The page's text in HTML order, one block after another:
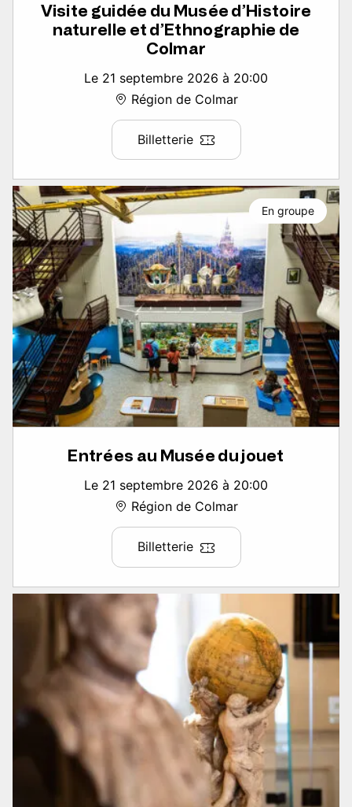
Visite guidée du Musée d’Histoire
naturelle et d’Ethnographie de
Colmar
Le 21 septembre 2026 à 20:00
Région de Colmar
Billetterie
Entrées au Musée du jouet
Le 21 septembre 2026 à 20:00
Région de Colmar
Billetterie
En groupe